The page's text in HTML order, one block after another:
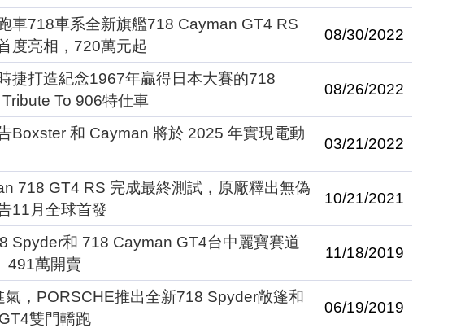
車718車系全新旗艦718 Cayman GT4 RS
度亮相，720萬元起
08/30/2022
捷打造紀念1967年贏得日本大賽的718
To 906特仕車
08/26/2022
Boxster 和 Cayman 將於 2025 年實現電動
03/21/2022
718 GT4 RS 完成最終測試，原廠釋出無偽
11月全球首發
10/21/2021
Spyder和 718 Cayman GT4台中麗寶賽道
491萬開賣
11/18/2019
氣，PORSCHE推出全新718 Spyder敞篷和
雙門轎跑
06/19/2019